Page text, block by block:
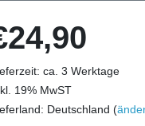
ca. 3 Werktage
19% MwST
Deutschland (